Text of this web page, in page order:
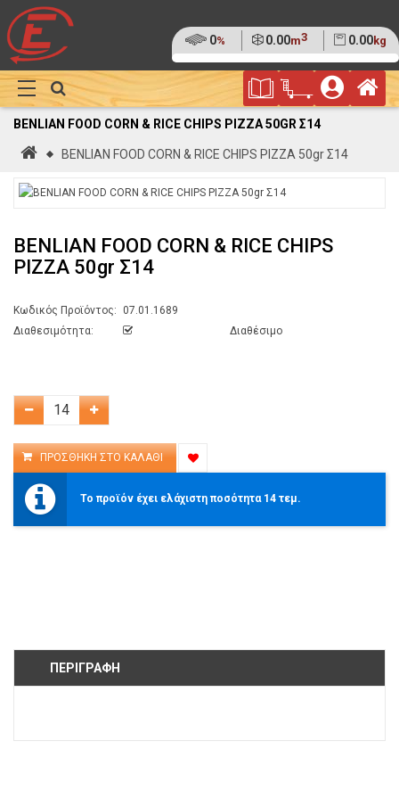
Ποσοστό
της
παλέτας
0% Όγκος
0.00m3 Βάρος
0.00kg
(0%)
Φυλλάδιο
Προσφορών
Καλάθι
Αγορών
Show
Megamenu
BENLIAN FOOD CORN & RICE CHIPS PIZZA 50GR Σ14
ΑρχικήBENLIAN FOOD CORN & RICE CHIPS PIZZA 50gr Σ14
BENLIAN FOOD CORN & RICE CHIPS
PIZZA 50gr Σ14
Κωδικός Προϊόντος:
07.01.1689
Διαθεσιμότητα:
Διαθέσιμο
Το προϊόν έχει ελάχιστη ποσότητα 14 τεμ.
ΠΕΡΙΓΡΑΦΉ